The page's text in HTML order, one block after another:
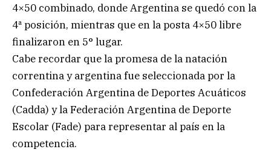
4×50 combinado, donde Argentina se quedó con la
4ª posición, mientras que en la posta 4×50 libre
finalizaron en 5° lugar.
Cabe recordar que la promesa de la natación
correntina y argentina fue seleccionada por la
Confederación Argentina de Deportes Acuáticos
(Cadda) y la Federación Argentina de Deporte
Escolar (Fade) para representar al país en la
competencia.